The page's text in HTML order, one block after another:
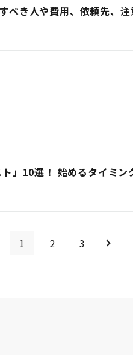
き人や費用、依頼先、注
」10選！ 始めるタイミン
1 2 3